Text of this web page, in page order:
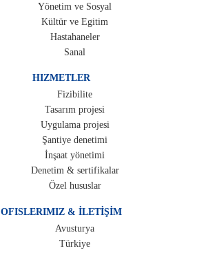
Yönetim ve Sosyal
Kültür ve Egitim
Hastahaneler
Sanal
HIZMETLER
Fizibilite
Tasarım projesi
Uygulama projesi
Şantiye denetimi
İnşaat yönetimi
Denetim & sertifikalar
Özel hususlar
OFISLERIMIZ & İLETİŞİM
Avusturya
Türkiye